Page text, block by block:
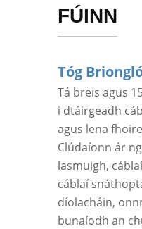
FÚINN
Tóg
Tá breis agus
i dtáirgeadh
agus lena
Clúdaíonn ár
lasmuigh,
cáblaí
díolacháin,
bunaíodh an